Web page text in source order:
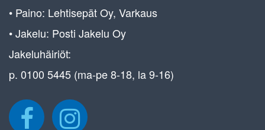
• Paino: Lehtisepät Oy, Varkaus
• Jakelu: Posti Jakelu Oy
Jakeluhäiriöt:
p. 0100 5445 (ma-pe 8-18, la 9-16)